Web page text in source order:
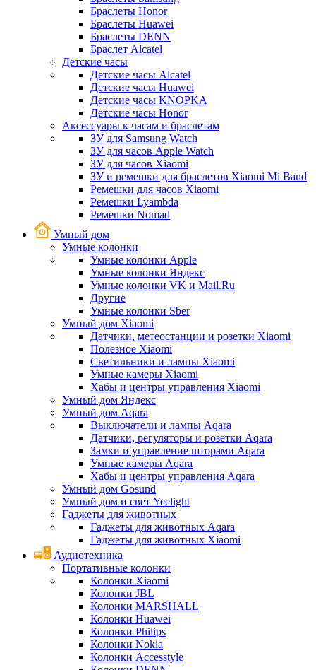
Браслеты Honor
Браслеты Huawei
Браслеты DENN
Браслет Alcatel
Детские часы
Детские часы Alcatel
Детские часы Huawei
Детские часы KNOPKA
Детские часы Honor
Аксессуары к часам и браслетам
ЗУ для Samsung Watch
ЗУ для часов Apple Watch
ЗУ для часов Xiaomi
ЗУ и ремешки для браслетов Xiaomi Mi Band
Ремешки для часов Xiaomi
Ремешки Lyambda
Ремешки Nomad
Умный дом
Умные колонки
Умные колонки Apple
Умные колонки Яндекс
Умные колонки VK и Mail.Ru
Другие
Умные колонки Sber
Умный дом Xiaomi
Датчики, метеостанции и розетки Xiaomi
Полезное Xiaomi
Светильники и лампы Xiaomi
Умные камеры Xiaomi
Хабы и центры управления Xiaomi
Умный дом Яндекс
Умный дом Aqara
Выключатели и лампы Aqara
Датчики, регуляторы и розетки Aqara
Замки и управление шторами Aqara
Умные камеры Aqara
Хабы и центры управления Aqara
Умный дом Gosund
Умный дом и свет Yeelight
Гаджеты для животных
Гаджеты для животных Aqara
Гаджеты для животных Xiaomi
Аудиотехника
Портативные колонки
Колонки Xiaomi
Колонки JBL
Колонки MARSHALL
Колонки Huawei
Колонки Philips
Колонки Nokia
Колонки Accesstyle